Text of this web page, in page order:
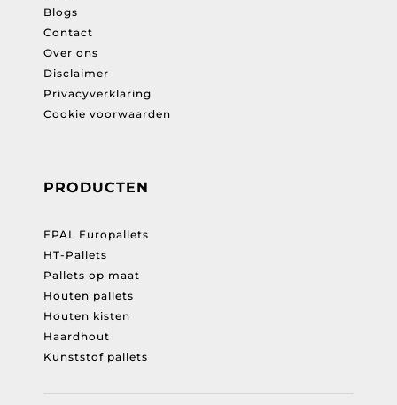
Blogs
Contact
Over ons
Disclaimer
Privacyverklaring
Cookie voorwaarden
PRODUCTEN
EPAL Europallets
HT-Pallets
Pallets op maat
Houten pallets
Houten kisten
Haardhout
Kunststof pallets